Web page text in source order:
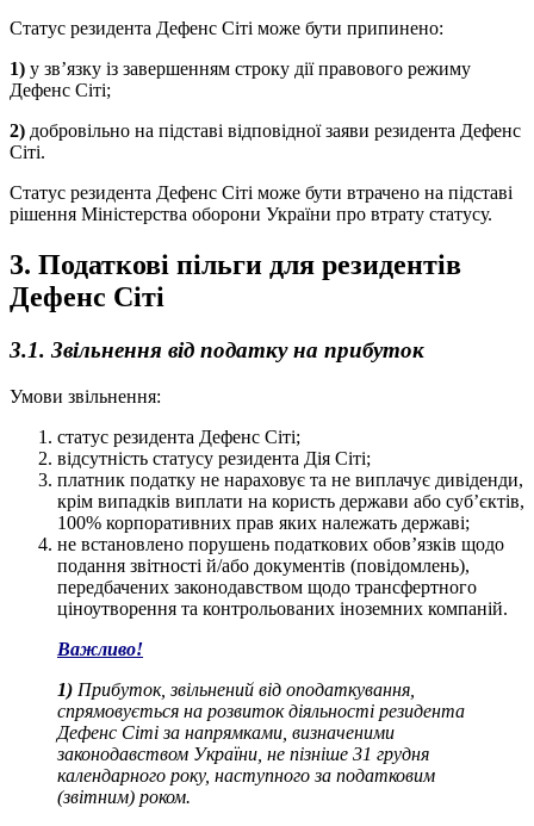
Статус резидента Дефенс Сіті може бути припинено:
1) у зв’язку із завершенням строку дії правового режиму
Дефенс Сіті;
2) добровільно на підставі відповідної заяви резидента Дефенс
Сіті.
Статус резидента Дефенс Сіті може бути втрачено на підставі
рішення Міністерства оборони України про втрату статусу.
3. Податкові пільги для резидентів
Дефенс Сіті
3.1. Звільнення від податку на прибуток
Умови звільнення:
статус резидента Дефенс Сіті;
відсутність статусу резидента Дія Сіті;
платник податку не нараховує та не виплачує дивіденди,
крім випадків виплати на користь держави або суб’єктів,
100% корпоративних прав яких належать державі;
не встановлено порушень податкових обов’язків щодо
подання звітності й/або документів (повідомлень),
передбачених законодавством щодо трансфертного
ціноутворення та контрольованих іноземних компаній.
Важливо!
1) Прибуток, звільнений від оподаткування,
спрямовується на розвиток діяльності резидента
Дефенс Сіті за напрямками, визначеними
законодавством України, не пізніше 31 грудня
календарного року, наступного за податковим
(звітним) роком.